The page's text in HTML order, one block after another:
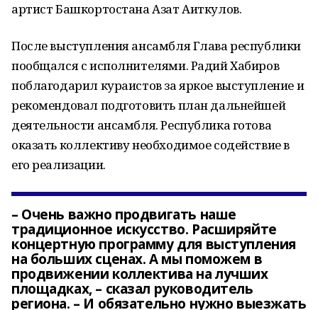
артист Башкортостана Азат Аиткулов.
После выступления ансамбля Глава республики
пообщался с исполнителями. Радий Хабиров
поблагодарил кураистов за яркое выступление и
рекомендовал подготовить план дальнейшей
деятельности ансамбля. Республика готова
оказать коллективу необходимое содействие в
его реализации.
– Очень важно продвигать наше
традиционное искусство. Расширяйте
концертную программу для выступления
на больших сценах. А мы поможем в
продвижении коллектива на лучших
площадках, – сказал руководитель
региона. – И обязательно нужно выезжать